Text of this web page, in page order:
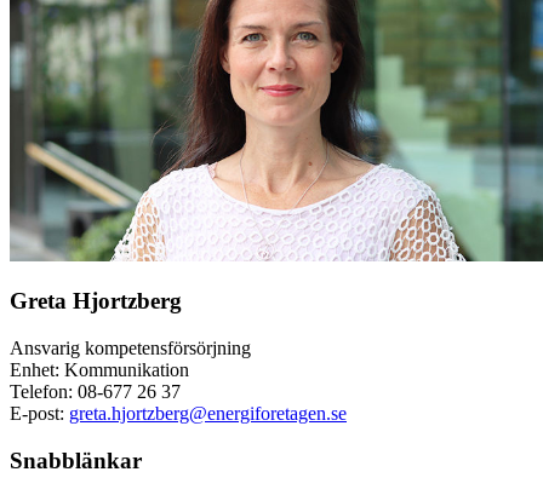
Greta Hjortzberg
Ansvarig kompetensförsörjning
Enhet: Kommunikation
Telefon: 08-677 26 37
E-post: greta.hjortzberg@energiforetagen.se
Snabblänkar